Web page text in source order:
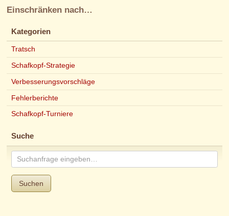
Einschränken nach…
Kategorien
Tratsch
Schafkopf-Strategie
Verbesserungsvorschläge
Fehlerberichte
Schafkopf-Turniere
Suche
Suchen